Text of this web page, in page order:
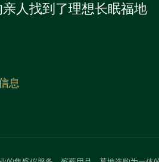
人找到了理想长眠福地
息